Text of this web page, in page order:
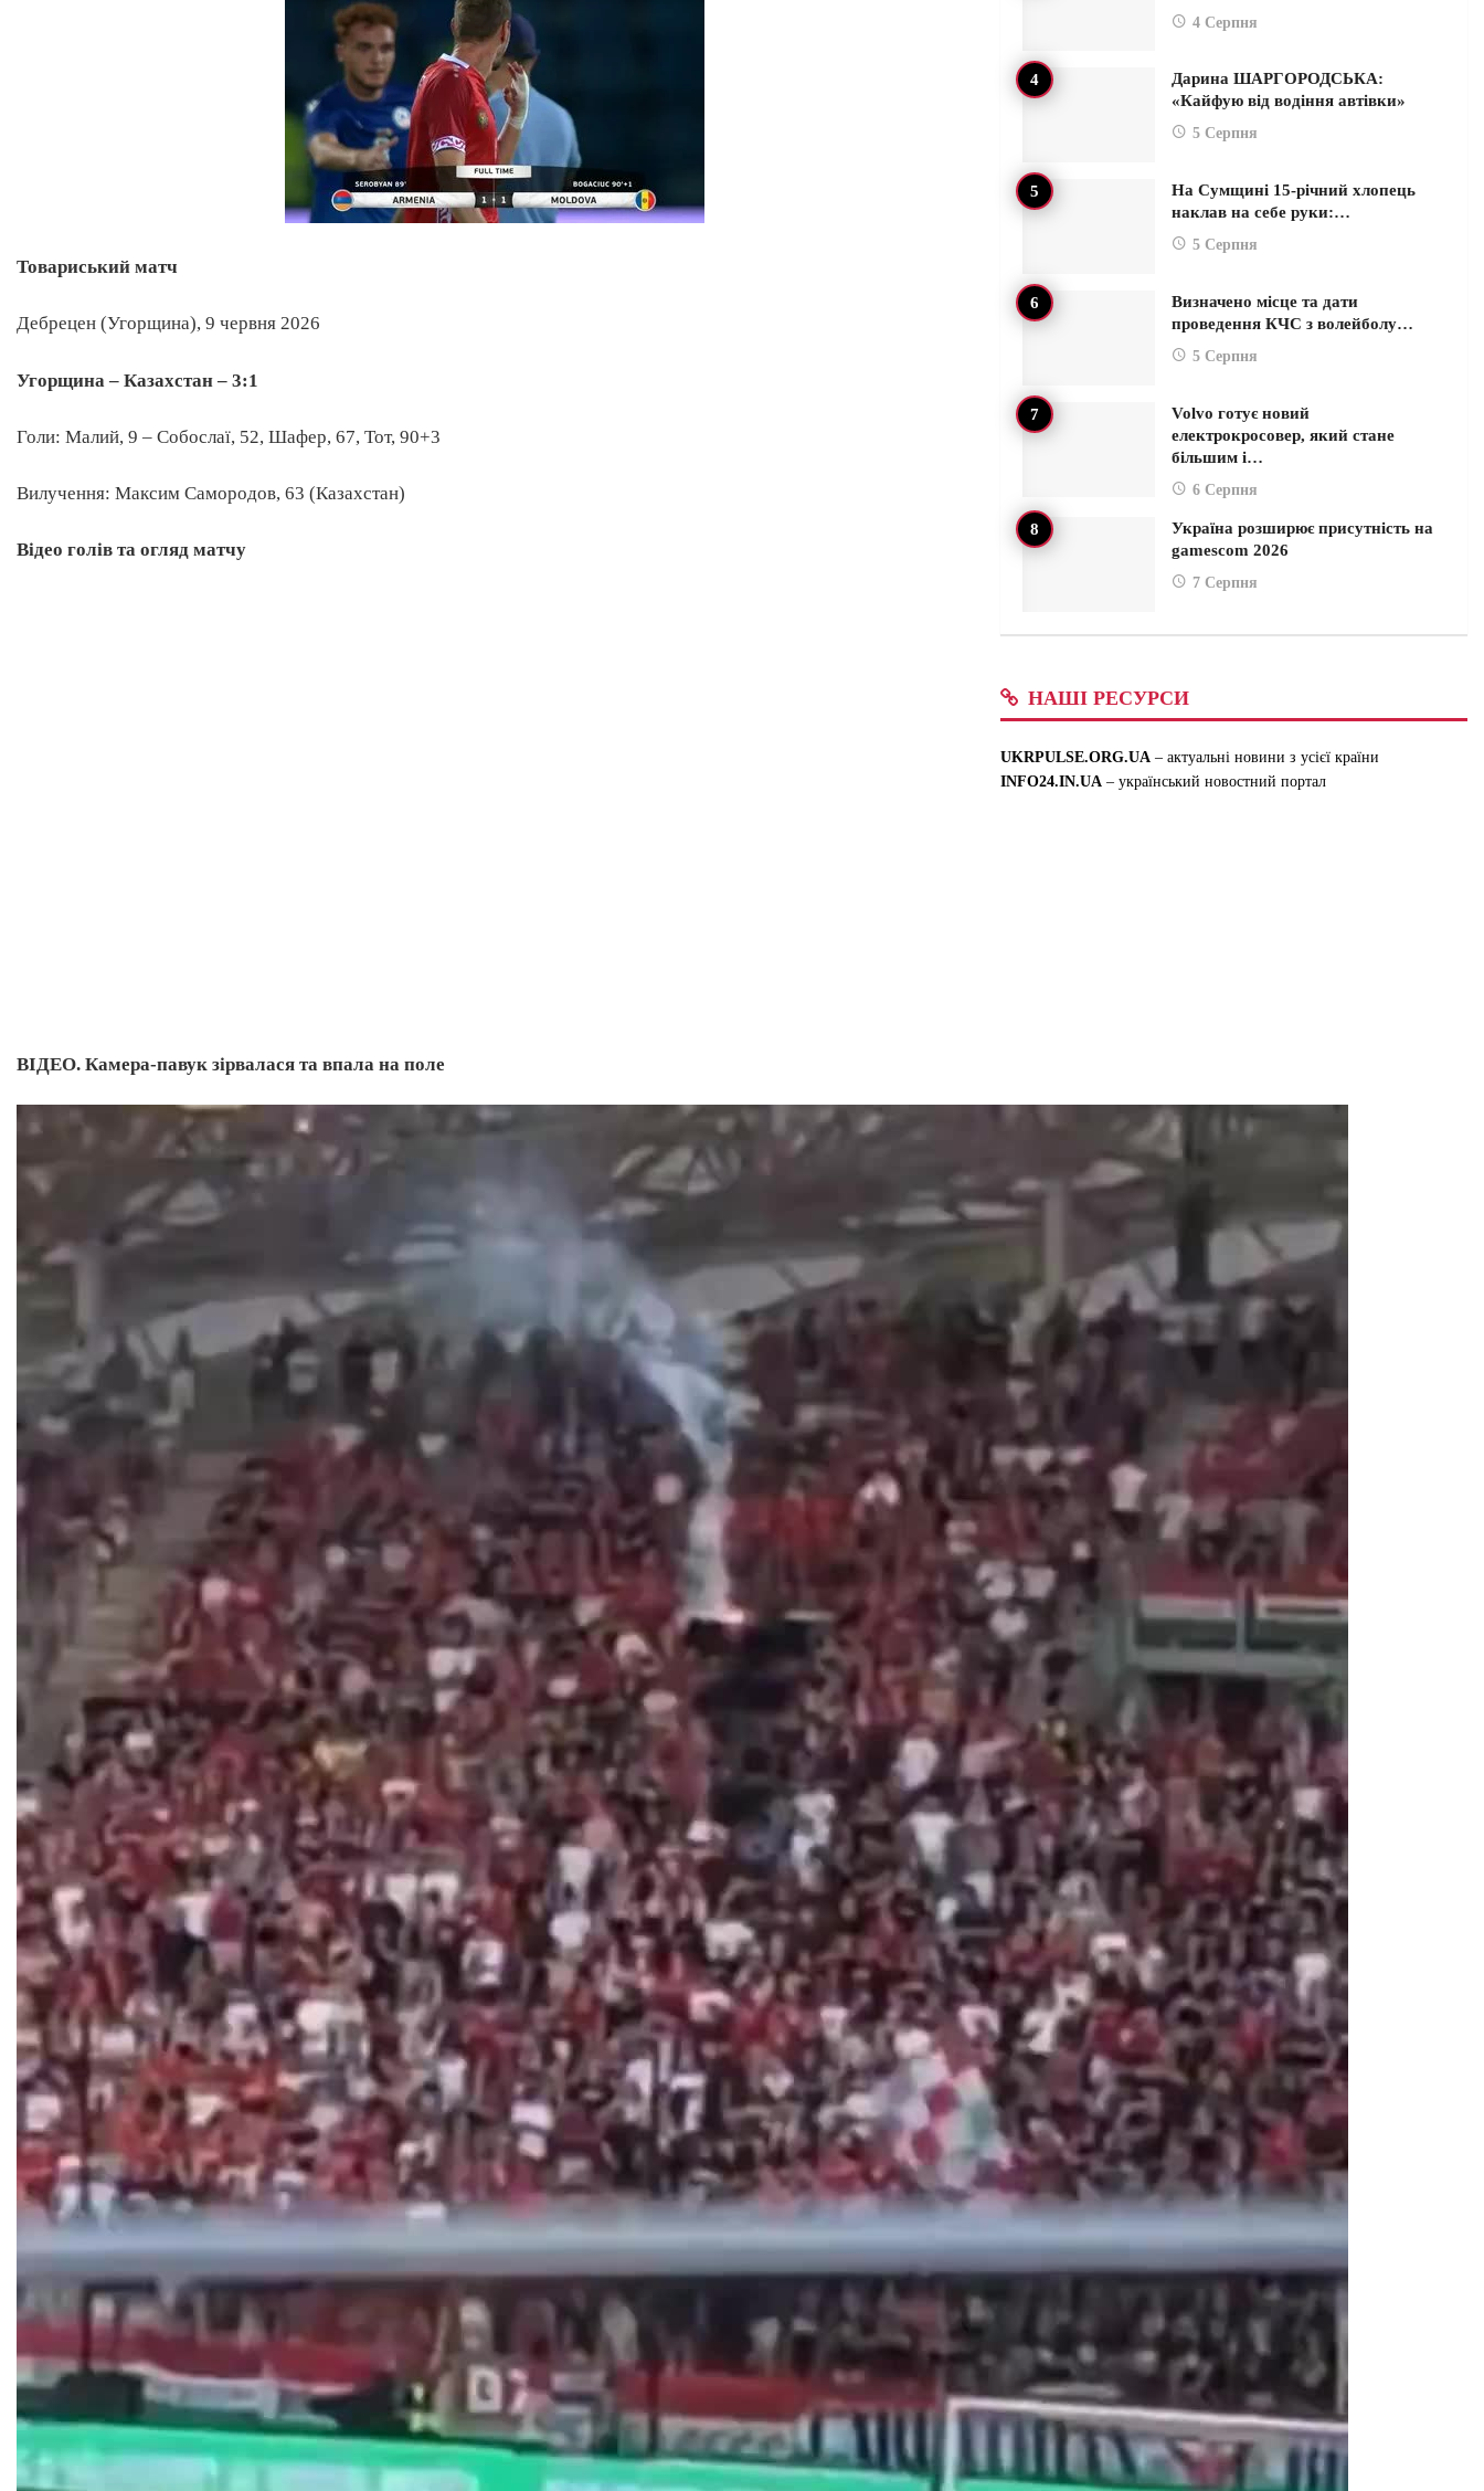
Товариський матч
Дебрецен (Угорщина), 9 червня 2026
Угорщина – Казахстан – 3:1
Голи: Малий, 9 – Собослаї, 52, Шафер, 67, Тот, 90+3
Вилучення: Максим Самородов, 63 (Казахстан)
Відео голів та огляд матчу
ВІДЕО. Камера-павук зірвалася та впала на поле
4 Серпня
Дарина ШАРГОРОДСЬКА:
«Кайфую від водіння автівки»
5 Серпня
На Сумщині 15-річний хлопець
наклав на себе руки:…
5 Серпня
Визначено місце та дати
проведення КЧС з волейболу…
5 Серпня
Volvo готує новий
електрокросовер, який стане
більшим і…
6 Серпня
Україна розширює присутність на
gamescom 2026
7 Серпня
НАШІ РЕСУРСИ
UKRPULSE.ORG.UA – актуальні новини з усієї країни
INFO24.IN.UA – український новостний портал